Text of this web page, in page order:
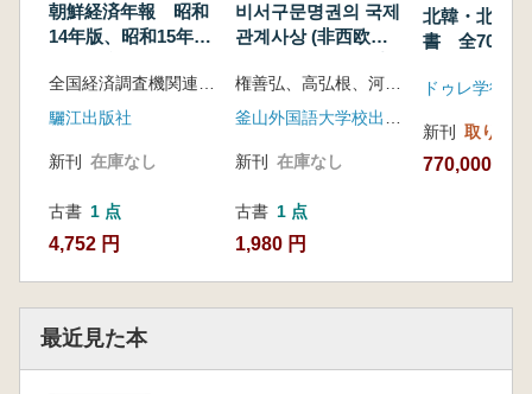
朝鮮経済年報 昭和
14年版、昭和15年
版 3冊セット (影
印)
全国経済調査機関連合会朝鮮支部編/改造社刊
驪江出版社
新刊 在庫なし
古書 1 点
4,752 円
비서구문명권의 국제
관계사상 (非西欧文
権善弘、高弘根、河炳周
釜山外国語大学校出版部
新刊 在庫なし
古書 1 点
1,980 円
北韓・北韓
書 全70巻
ドゥレ学術出
新刊 取り寄せ
770,000円
最近見た本